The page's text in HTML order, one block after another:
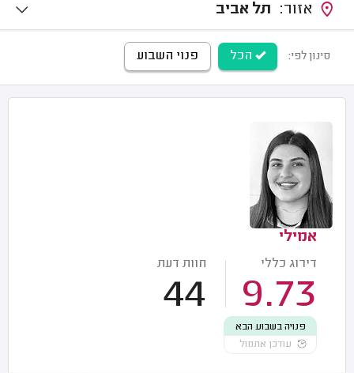
תל אביב
סינון לפי: הכל פנוי השבוע
אמילי
דירוג כללי
9.73
חוות דעת
44
פנויה בשבוע הבא
עודכן אתמול